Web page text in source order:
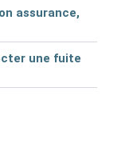
assurance,
une fuite